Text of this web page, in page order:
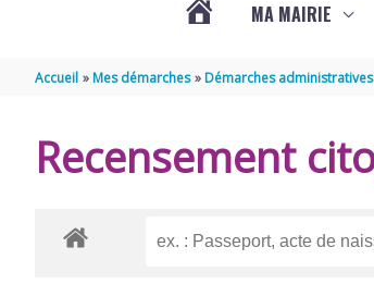
MA MAIRIE
Accueil Mes démarches Démarches administratives
Recensement